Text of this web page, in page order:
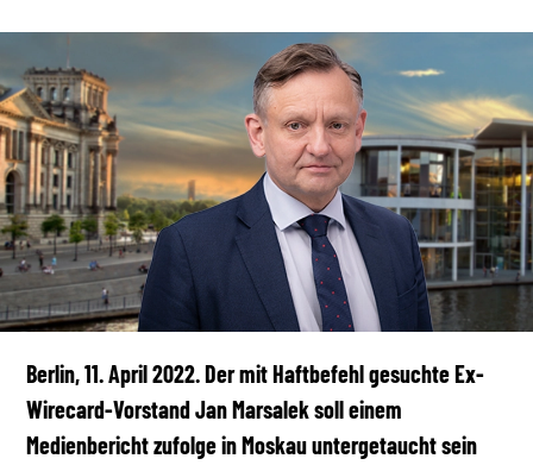
PRESSE
STELLENPORTAL
MEDIATHEK
Berlin, 11. April 2022.Der mit Haftbefehl gesuchte Ex-
Wirecard-Vorstand Jan Marsalek soll einem
Medienbericht zufolge in Moskau untergetaucht sein